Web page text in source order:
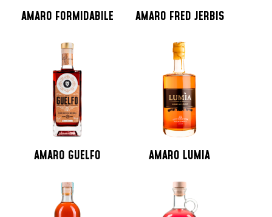
AMARO FORMIDABILE AMARO FRED JERBIS
AMARO GUELFO AMARO LUMIA